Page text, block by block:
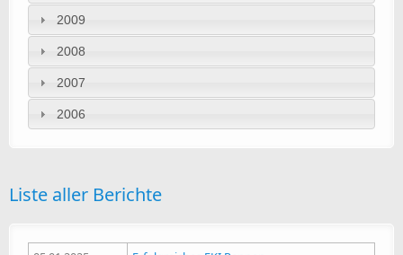
2009
2008
2007
2006
Liste aller Berichte